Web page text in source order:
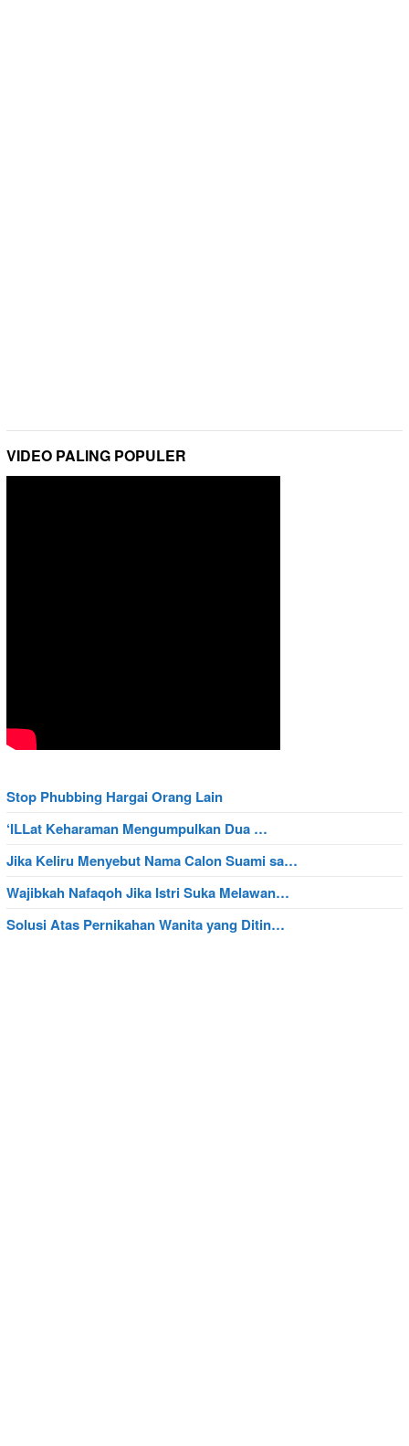
VIDEO PALING POPULER
Stop Phubbing Hargai Orang Lain
‘ILLat Keharaman Mengumpulkan Dua …
Jika Keliru Menyebut Nama Calon Suami sa…
Wajibkah Nafaqoh Jika Istri Suka Melawan…
Solusi Atas Pernikahan Wanita yang Ditin…